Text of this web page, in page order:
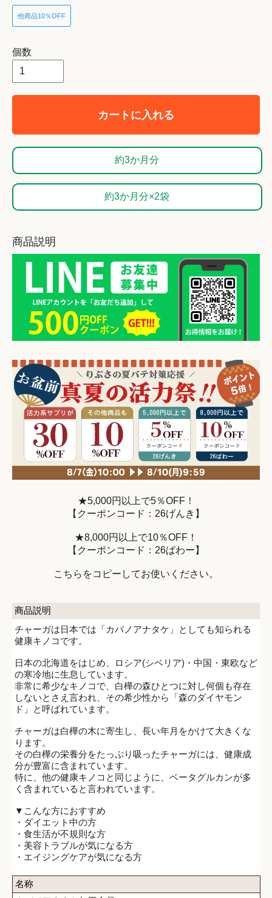
他商品10％OFF
個数
カートに入れる
約3か月分
約3か月分×2袋
商品説明
★5,000円以上で5％OFF！
【クーポンコード：26げんき】
★8,000円以上で10％OFF！
【クーポンコード：26ぱわー】
こちらをコピーしてお使いください。
商品説明
チャーガは日本では「カバノアナタケ」としても知られる
健康キノコです。
日本の北海道をはじめ、ロシア(シベリア)・中国・東欧など
の寒冷地に生息しています。
非常に希少なキノコで、白樺の森ひとつに対し何個も存在
しないとさえ言われ、その希少性から「森のダイヤモン
ド」と呼ばれています。
チャーガは白樺の木に寄生し、長い年月をかけて大きくな
ります。
その白樺の栄養分をたっぷり吸ったチャーガには、健康成
分が豊富に含まれています。
特に、他の健康キノコと同じように、ベータグルカンが多
く含まれていると言われています。
▼こんな方におすすめ
・ダイエット中の方
・食生活が不規則な方
・美容トラブルが気になる方
・エイジングケアが気になる方
名称